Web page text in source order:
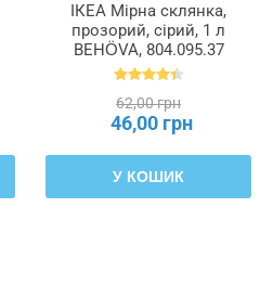
ІКЕА Мірна склянка,
прозорий, сірий, 1 л
BEHÖVA, 804.095.37
62,00 грн
46,00 грн
У КОШИК